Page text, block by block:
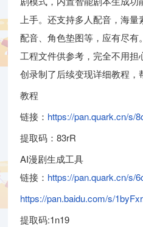
上手。还支持多人配音，海量
配音、角色垫图等，应有尽
工程文件供参考，完全不用
创录制了后续变现详细教程，
教程
链接： https://pan.quark.cn/s/
提取码：83rR
AI漫剧生成工具
链接： https://pan.quark.cn/s/
https://pan.baidu.com/s/
提取码:1n19